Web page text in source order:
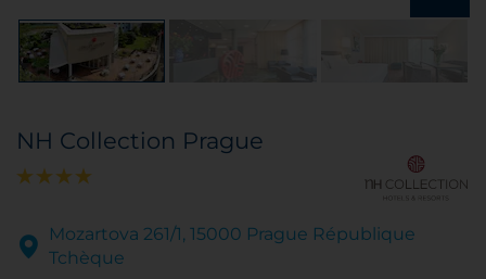
NH Collection Prague
Mozartova 261/1, 15000 Prague République
Tchèque